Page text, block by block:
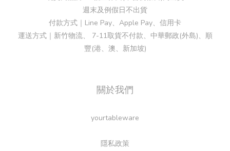
週末及例假日不出貨
付款方式｜Line Pay、Apple Pay、信用卡
運送方式｜新竹物流、 7-11取貨不付款、中華郵政(外島)、順
豐(港、澳、新加坡)
關於我們
yourtableware
隱私政策